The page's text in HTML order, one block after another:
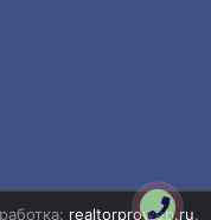
realtorproweb.ru.